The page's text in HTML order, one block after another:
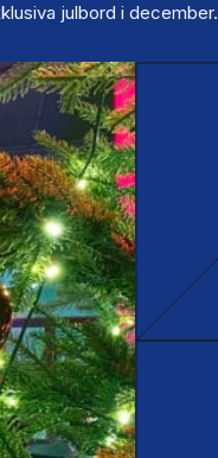
julbord i december.